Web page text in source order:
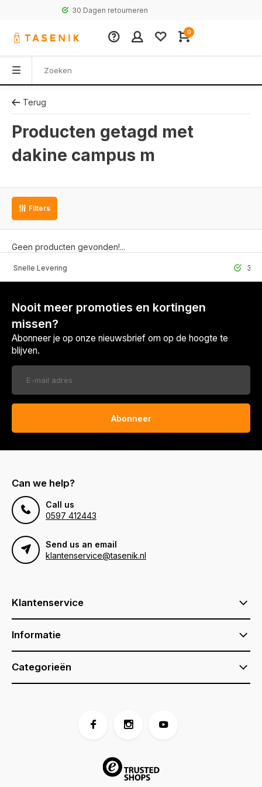
30 Dagen retourneren
0
Terug
Producten getagd met
dakine campus m
Filters
Geen producten gevonden!...
Levering 30 Dagen
Nooit meer promoties en kortingen
missen?
Abonneer je op onze nieuwsbrief om op de hoogte te
blijven.
Abonneer
Can we help?
Call us
0597 412443
Send us an email
klantenservice@tasenik.nl
Klantenservice
Informatie
Categorieën